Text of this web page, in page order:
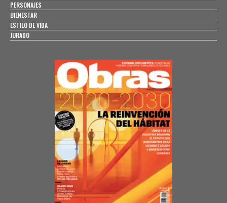
PERSONAJES
BIENESTAR
ESTILO DE VIDA
JURADO